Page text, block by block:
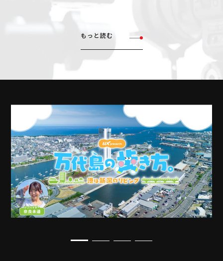
もっと読む